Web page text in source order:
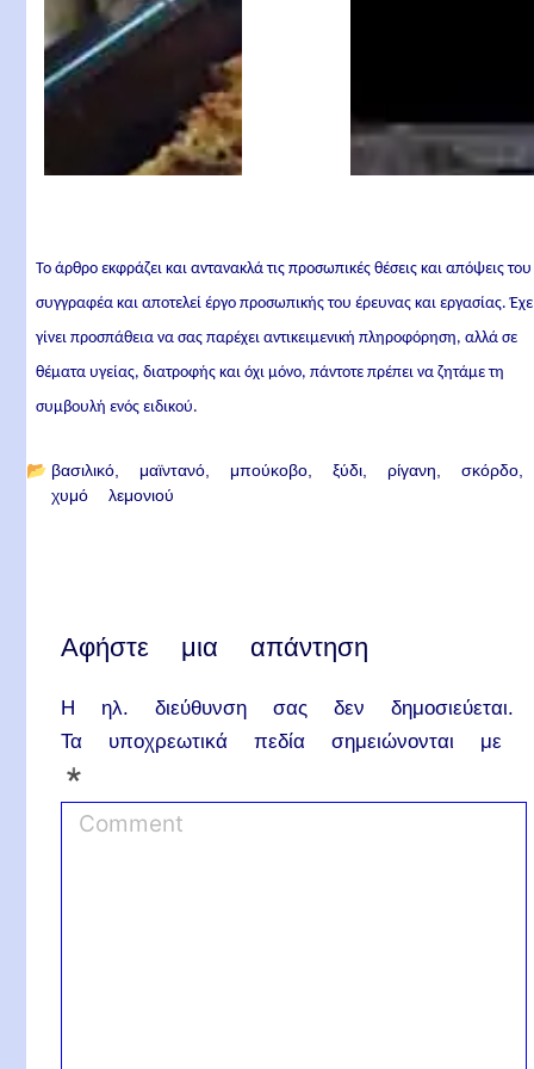
Το άρθρο εκφράζει και αντανακλά τις προσωπικές θέσεις και απόψεις του
συγγραφέα και αποτελεί έργο προσωπικής του έρευνας και εργασίας.
γίνει προσπάθεια να σας παρέχει αντικειμενική πληροφόρηση, αλλά σε
θέματα υγείας, διατροφής και όχι μόνο, πάντοτε πρέπει να ζητάμε τη
συμβουλή ενός ειδικού.
📂 βασιλικό μαϊντανό μπούκοβο ξύδι ρίγανη
σκόρδο
χυμό λεμονιού
Αφήστε μια απάντηση
Η ηλ. διεύθυνση σας δεν δημοσιεύεται.
Τα υποχρεωτικά πεδία σημειώνονται με
*